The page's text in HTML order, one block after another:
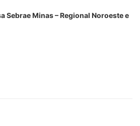
Sebrae Minas – Regional Noroeste e